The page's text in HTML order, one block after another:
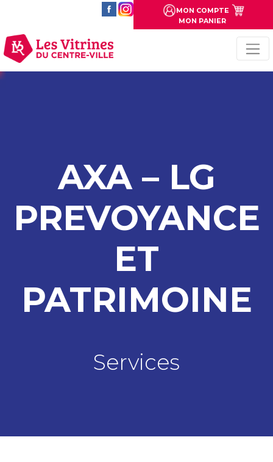
MON COMPTE
MON PANIER
AXA – LG
PREVOYANCE
ET
PATRIMOINE
Services